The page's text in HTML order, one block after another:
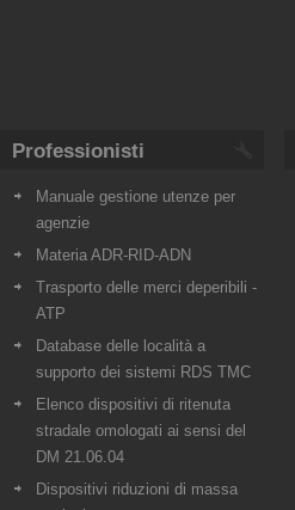
Professionisti
Manuale gestione utenze per
agenzie
Materia ADR-RID-ADN
Trasporto delle merci deperibili -
ATP
Database delle località a
supporto dei sistemi RDS TMC
Elenco dispositivi di ritenuta
stradale omologati ai sensi del
DM 21.06.04
Dispositivi riduzioni di massa